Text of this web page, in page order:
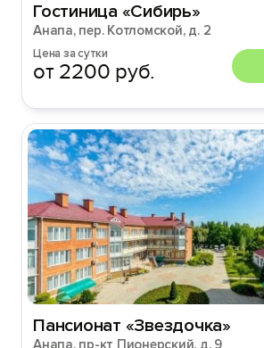
Гостиница «Сибирь»
Анапа, пер. Котломской, д. 2
Цена за сутки
от 2200 руб.
Пансионат «Звездочка»
Анапа, пр-кт Пионерский, д. 9